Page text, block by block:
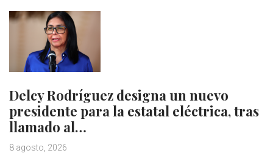
Delcy Rodríguez designa un nuevo
presidente para la estatal eléctrica, tras
llamado al…
8 agosto, 2026